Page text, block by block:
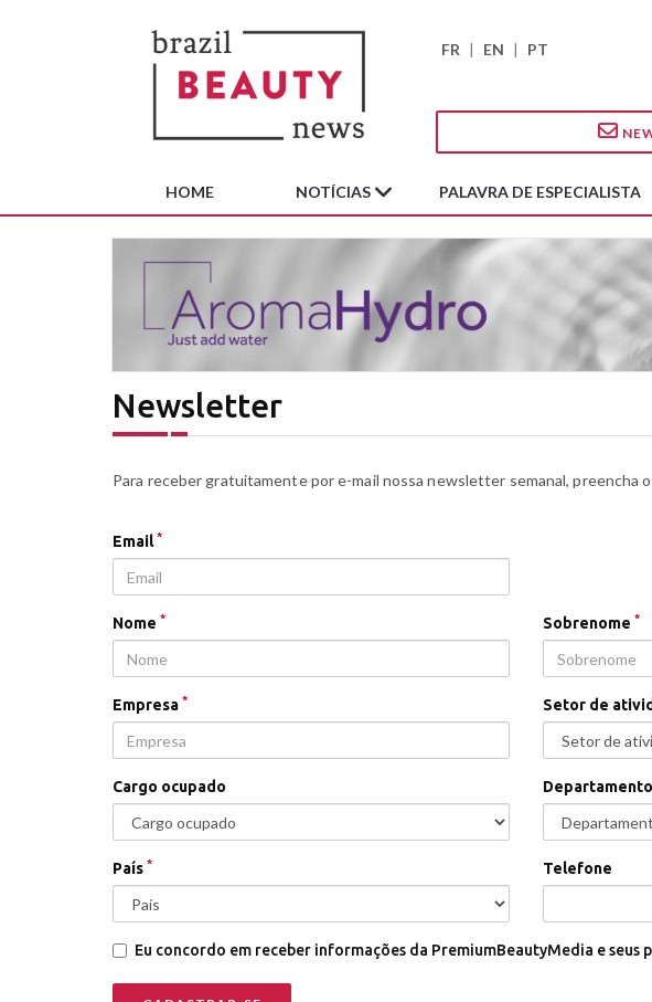
FR | EN | PT
HOME NOTÍCIAS PALAVRA DE ESPECIALISTA
Newsletter
Para receber gratuitamente por e-mail nossa newsletter semanal, preencha
Email*
Nome * Sobrenome *
Empresa * Setor de
Cargo ocupado Departamento
País * Telefone
Eu concordo em receber informações da PremiumBeautyMedia e seus